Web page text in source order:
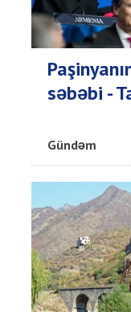
səbəbi -
Gündəm